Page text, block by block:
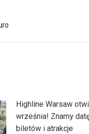
Highline Warsaw
września! Znamy
biletów i atrakcje